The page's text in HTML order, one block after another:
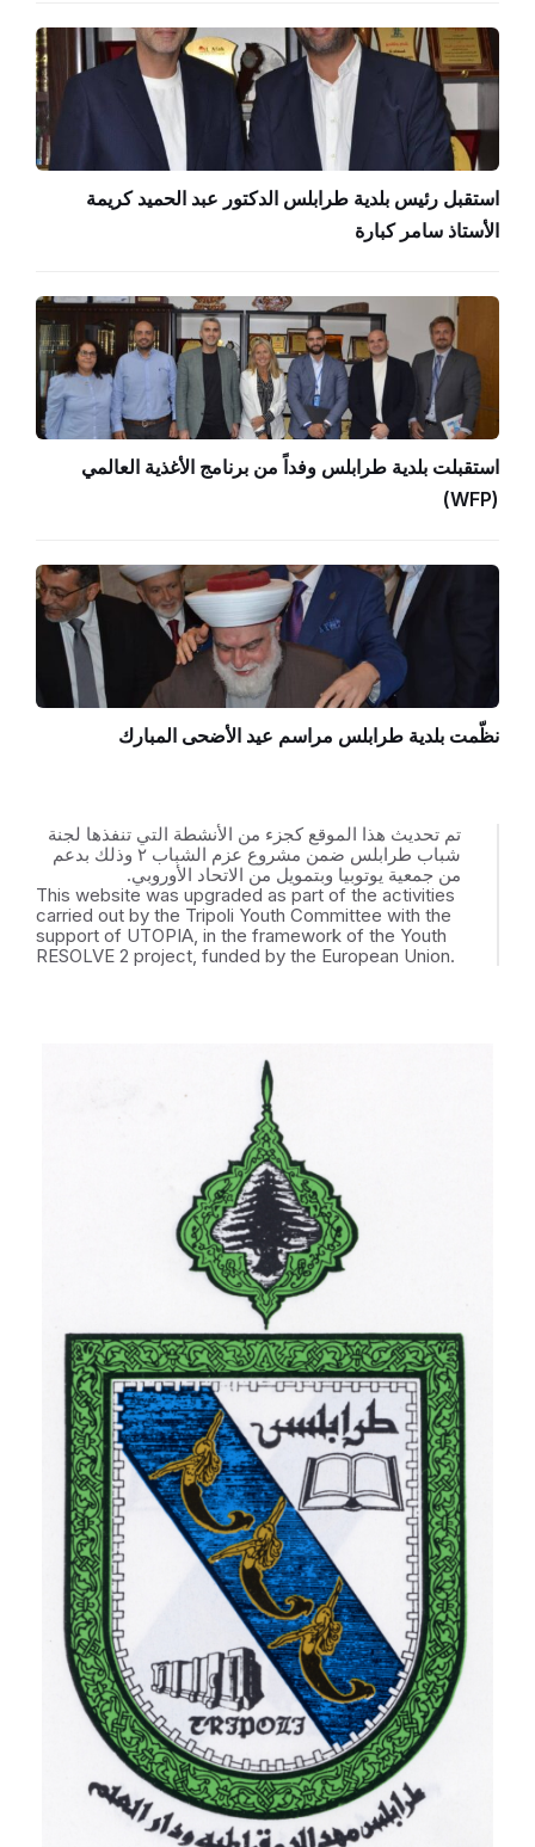
استقبل رئيس بلدية طرابلس الدكتور عبد الحميد كريمة
الأستاذ سامر كبارة
استقبلت بلدية طرابلس وفداً من برنامج الأغذية العالمي
(WFP)
نظّمت بلدية طرابلس مراسم عيد الأضحى المبارك
تم تحديث هذا الموقع كجزء من الأنشطة التي تنفذها لجنة
شباب طرابلس ضمن مشروع عزم الشباب ٢ وذلك بدعم
من جمعية يوتوبيا وبتمويل من الاتحاد الأوروبي.
This website was upgraded as part of the activities
carried out by the Tripoli Youth Committee with the
support of UTOPIA, in the framework of the Youth
RESOLVE 2 project, funded by the European Union.